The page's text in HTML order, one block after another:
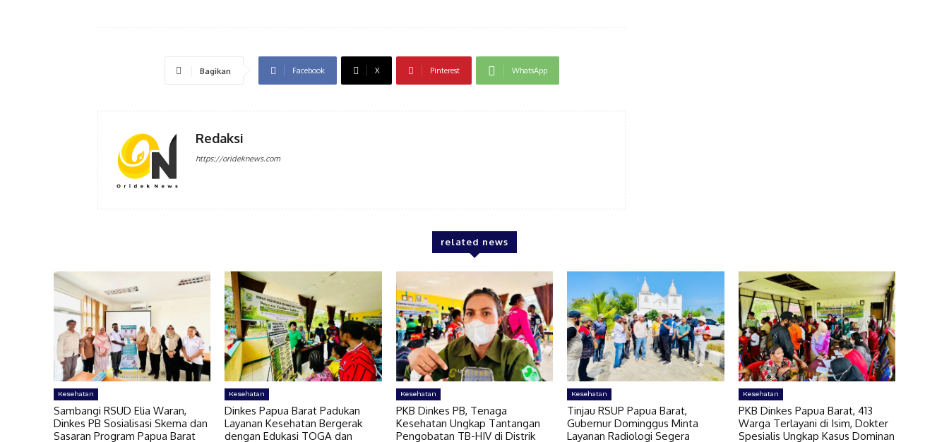
Bagikan Facebook X Pinterest WhatsApp
Redaksi
https://orideknews.com
related news
Kesehatan
Sambangi RSUD Elia Waran,
Dinkes PB Sosialisasi Skema dan
Sasaran Program Papua Barat
Kesehatan
Dinkes Papua Barat Padukan
Layanan Kesehatan Bergerak
dengan Edukasi TOGA dan
Kesehatan
PKB Dinkes PB, Tenaga
Kesehatan Ungkap Tantangan
Pengobatan TB-HIV di Distrik
Kesehatan
Tinjau RSUP Papua Barat,
Gubernur Dominggus Minta
Layanan Radiologi Segera
Kesehatan
PKB Dinkes Papua Barat, 413
Warga Terlayani di Isim, Dokter
Spesialis Ungkap Kasus Dominan